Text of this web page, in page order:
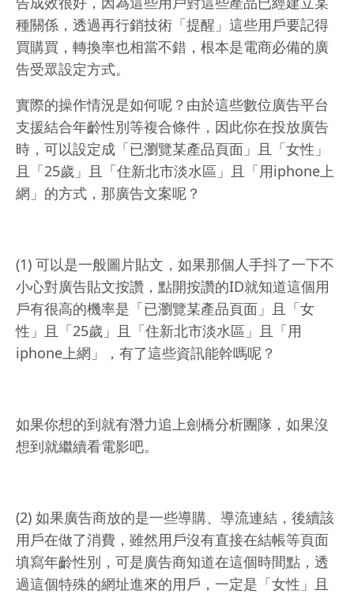
種關係，透過再行銷技術「提醒」這些用戶要記得
買購買，轉換率也相當不錯，根本是電商必備的廣
告受眾設定方式。
實際的操作情況是如何呢？由於這些數位廣告平台
支援結合年齡性別等複合條件，因此你在投放廣告
時，可以設定成「已瀏覽某產品頁面」且「女性」
且「25歲」且「住新北市淡水區」且「用iphone上
網」的方式，那廣告文案呢？
(1) 可以是一般圖片貼文，如果那個人手抖了一下不
小心對廣告貼文按讚，點開按讚的ID就知道這個用
戶有很高的機率是「已瀏覽某產品頁面」且「女
性」且「25歲」且「住新北市淡水區」且「用
iphone上網」，有了這些資訊能幹嗎呢？
如果你想的到就有潛力追上劍橋分析團隊，如果沒
想到就繼續看電影吧。
(2) 如果廣告商放的是一些導購、導流連結，後續該
用戶在做了消費，雖然用戶沒有直接在結帳等頁面
填寫年齡性別，可是廣告商知道在這個時間點，透
過這個特殊的網址進來的用戶，一定是「女性」且